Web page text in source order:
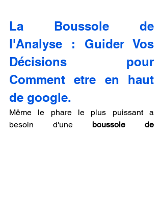
La Boussole de
l'Analyse : Guider Vos
Décisions pour
Comment etre en haut
de google.
Même le phare le plus puissant a
besoin d'une boussole de